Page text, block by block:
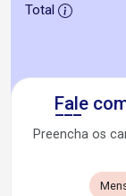
Total
Fale
Preencha os